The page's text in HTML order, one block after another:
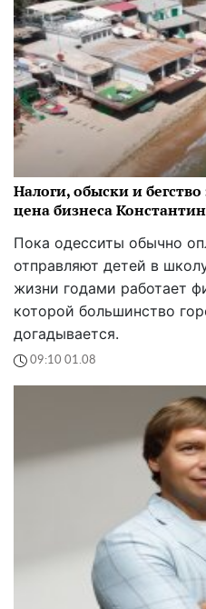
Налоги, обыски и
цена бизнеса
Пока одесситы обычно
отправляют детей в
жизни годами работает
которой большинство
догадывается.
09:10 01.08